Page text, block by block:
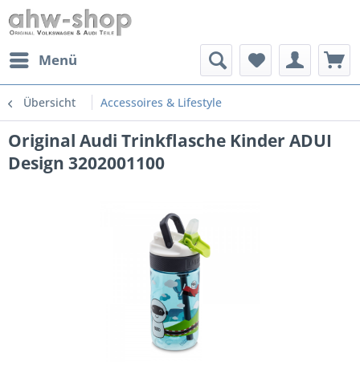
Menü
Übersicht Accessoires & Lifestyle
Original Audi Trinkflasche Kinder ADUI
Design 3202001100